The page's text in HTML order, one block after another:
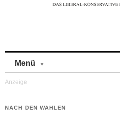
Menü
NACH DEN WAHLEN